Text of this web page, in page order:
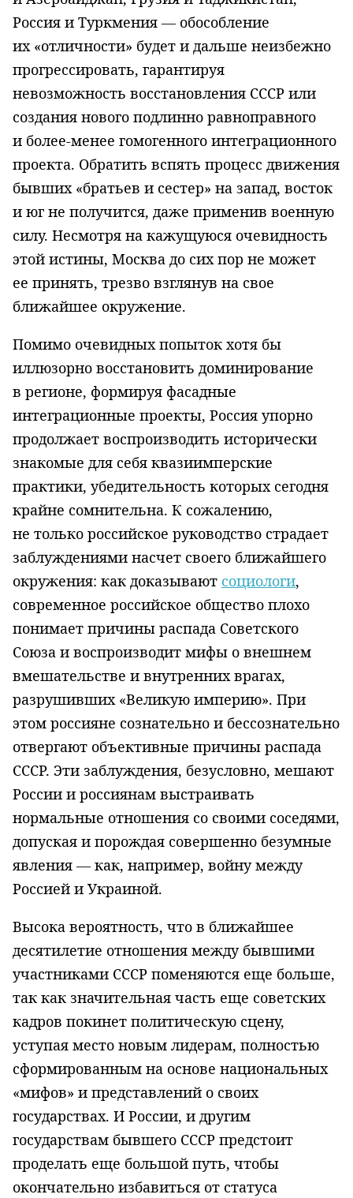
Россия и Туркмения — обособление
их «отличности» будет и дальше неизбежно
прогрессировать, гарантируя
невозможность восстановления СССР или
создания нового подлинно равноправного
и более-менее гомогенного интеграционного
проекта. Обратить вспять процесс движения
бывших «братьев и сестер» на запад, восток
и юг не получится, даже применив военную
силу. Несмотря на кажущуюся очевидность
этой истины, Москва до сих пор не может
ее принять, трезво взглянув на свое
ближайшее окружение.
Помимо очевидных попыток хотя бы
иллюзорно восстановить доминирование
в регионе, формируя фасадные
интеграционные проекты, Россия упорно
продолжает воспроизводить исторически
знакомые для себя квазиимперские
практики, убедительность которых сегодня
крайне сомнительна. К сожалению,
не только российское руководство страдает
заблуждениями насчет своего ближайшего
окружения: как доказывают социологи,
современное российское общество плохо
понимает причины распада Советского
Союза и воспроизводит мифы о внешнем
вмешательстве и внутренних врагах,
разрушивших «Великую империю». При
этом россияне сознательно и бессознательно
отвергают объективные причины распада
СССР. Эти заблуждения, безусловно, мешают
России и россиянам выстраивать
нормальные отношения со своими соседями,
допуская и порождая совершенно безумные
явления — как, например, войну между
Россией и Украиной.
Высока вероятность, что в ближайшее
десятилетие отношения между бывшими
участниками СССР поменяются еще больше,
так как значительная часть еще советских
кадров покинет политическую сцену,
уступая место новым лидерам, полностью
сформированным на основе национальных
«мифов» и представлений о своих
государствах. И России, и другим
государствам бывшего СССР предстоит
проделать еще большой путь, чтобы
окончательно избавиться от статуса